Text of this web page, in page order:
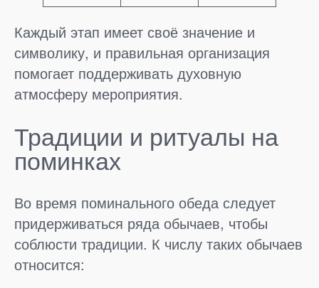
Каждый этап имеет своё значение и
символику, и правильная организация
помогает поддерживать духовную
атмосферу мероприятия.
Традиции и ритуалы на
поминках
Во время поминального обеда следует
придерживаться ряда обычаев, чтобы
соблюсти традиции. К числу таких обычаев
относится: